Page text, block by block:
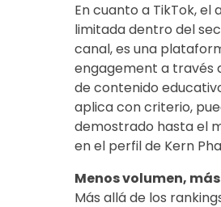
En cuanto a TikTok,
limitada dentro del
canal, es una
engagement a través
de contenido
aplica con criterio,
demostrado hasta el
en el perfil de Kern
Menos volumen,
Más allá de los